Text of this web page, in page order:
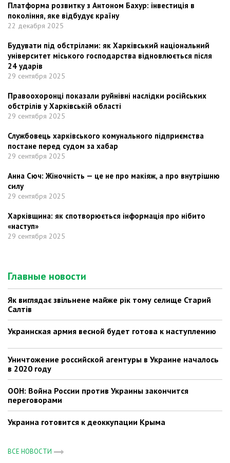
Платформа розвитку з Антоном Бахур: інвестиція в
покоління, яке відбудує країну
22 декабря 2025
Будувати під обстрілами: як Харківський національний
університет міського господарства відновлюється після
24 ударів
29 сентября 2025
Правоохоронці показали руйнівні наслідки російських
обстрілів у Харківській області
29 сентября 2025
Службовець харківського комунального підприємства
постане перед судом за хабар
29 сентября 2025
Анна Сюч: Жіночність — це не про макіяж, а про внутрішню
силу
29 сентября 2025
Харківщина: як спотворюється інформація про нібито
«наступ»
29 сентября 2025
Главные новости
Як виглядає звільнене майже рік тому селище Старий
Салтів
Украинская армия весной будет готова к наступлению
Уничтожение российской агентуры в Украине началось
в 2020 году
ООН: Война России против Украины закончится
переговорами
Украина готовится к деоккупации Крыма
ВСЕ НОВОСТИ